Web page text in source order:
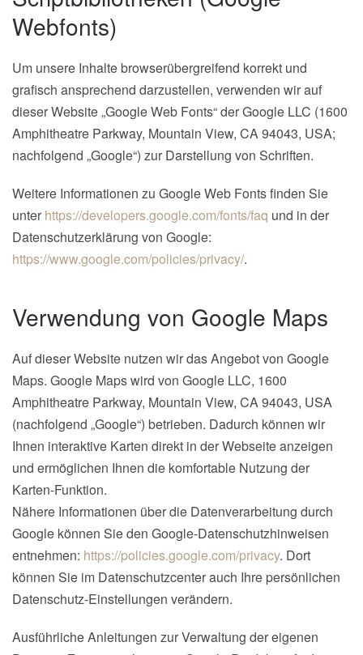
Webfonts)
Um unsere Inhalte browserübergreifend korrekt und
grafisch ansprechend darzustellen, verwenden wir auf
dieser Website „Google Web Fonts“ der Google LLC (1600
Amphitheatre Parkway, Mountain View, CA 94043, USA;
nachfolgend „Google“) zur Darstellung von Schriften.
Weitere Informationen zu Google Web Fonts finden Sie
unter https://developers.google.com/fonts/faq und in der
Datenschutzerklärung von Google:
https://www.google.com/policies/privacy/.
Verwendung von Google Maps
Auf dieser Website nutzen wir das Angebot von Google
Maps. Google Maps wird von Google LLC, 1600
Amphitheatre Parkway, Mountain View, CA 94043, USA
(nachfolgend „Google“) betrieben. Dadurch können wir
Ihnen interaktive Karten direkt in der Webseite anzeigen
und ermöglichen Ihnen die komfortable Nutzung der
Karten-Funktion.
Nähere Informationen über die Datenverarbeitung durch
Google können Sie den Google-Datenschutzhinweisen
entnehmen: https://policies.google.com/privacy. Dort
können Sie im Datenschutzcenter auch Ihre persönlichen
Datenschutz-Einstellungen verändern.
Ausführliche Anleitungen zur Verwaltung der eigenen